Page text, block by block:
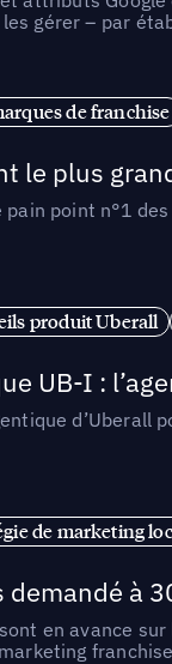
gérer – par
de franchise
le plus
pain point n°1
produit Uberall
UB-I :
de marketing
demandé à
en avance